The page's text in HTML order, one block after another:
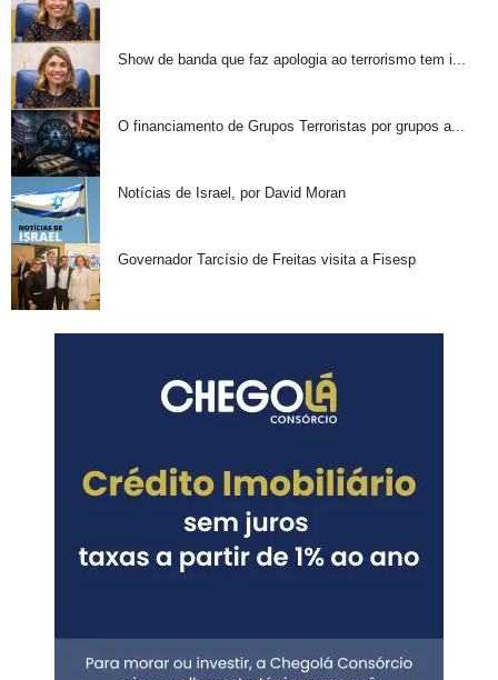
Show de banda que faz apologia ao terrorismo tem i...
O financiamento de Grupos Terroristas por grupos a...
Notícias de Israel, por David Moran
Governador Tarcísio de Freitas visita a Fisesp